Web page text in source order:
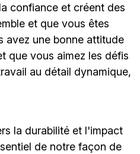
confiance et créent des
et que vous êtes
avez une bonne attitude
que vous aimez les défis
au détail dynamique,
la durabilité et l'impact
de notre façon de